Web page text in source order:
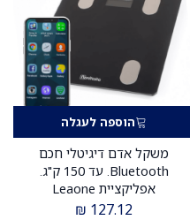
הוספה לעגלה
משקל אדם דיגיטלי חכם
Bluetooth. עד 150 ק"ג.
אפליקציית Leaone
לסמארטפון. מדידת משקל,
127.12
₪